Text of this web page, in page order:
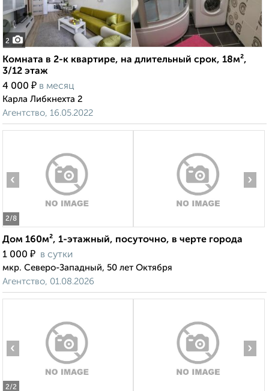
2
Комната в 2-к квартире, на длительный срок, 18м²,
3/12 этаж
4 000 ₽ в месяц
Карла Либкнехта 2
Агентство, 16.05.2022
2/8
‹ ›
Дом 160м², 1-этажный, посуточно, в черте города
1 000 ₽ в сутки
мкр. Северо-Западный, 50 лет Октября
Агентство, 01.08.2026
2/2
‹ ›